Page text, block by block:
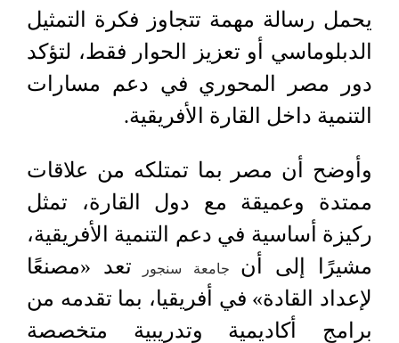
يحمل رسالة مهمة تتجاوز فكرة التمثيل
الدبلوماسي أو تعزيز الحوار فقط، لتؤكد
دور مصر المحوري في دعم مسارات
التنمية داخل القارة الأفريقية.
وأوضح أن مصر بما تمتلكه من علاقات
ممتدة وعميقة مع دول القارة، تمثل
ركيزة أساسية في دعم التنمية الأفريقية،
مشيرًا إلى أن جامعة سنجور تعد «مصنعًا
لإعداد القادة» في أفريقيا، بما تقدمه من
برامج أكاديمية وتدريبية متخصصة